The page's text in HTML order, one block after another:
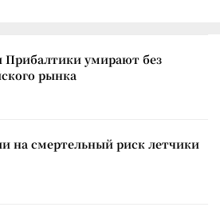
Прибалтики умирают без
рынка
на смертельный риск летчики